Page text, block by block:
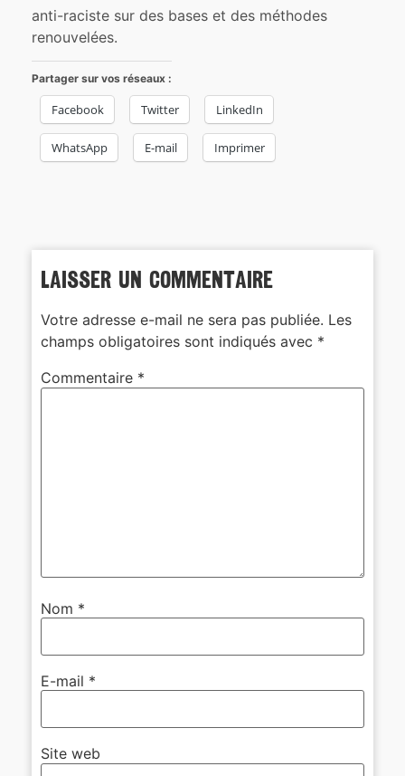
anti-raciste sur des bases et des méthodes
renouvelées.
Partager sur vos réseaux :
Facebook Twitter LinkedIn
WhatsApp E-mail Imprimer
Laisser un commentaire
Votre adresse e-mail ne sera pas publiée. Les
champs obligatoires sont indiqués avec *
Commentaire *
Nom *
E-mail *
Site web